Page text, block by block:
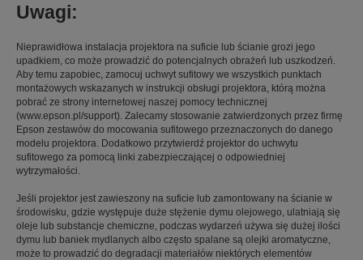
Uwagi:
Nieprawidłowa instalacja projektora na suficie lub ścianie grozi jego
upadkiem, co może prowadzić do potencjalnych obrażeń lub uszkodzeń.
Aby temu zapobiec, zamocuj uchwyt sufitowy we wszystkich punktach
montażowych wskazanych w instrukcji obsługi projektora, którą można
pobrać ze strony internetowej naszej pomocy technicznej
(www.epson.pl/support). Zalecamy stosowanie zatwierdzonych przez firmę
Epson zestawów do mocowania sufitowego przeznaczonych do danego
modelu projektora. Dodatkowo przytwierdź projektor do uchwytu
sufitowego za pomocą linki zabezpieczającej o odpowiedniej
wytrzymałości.
Jeśli projektor jest zawieszony na suficie lub zamontowany na ścianie w
środowisku, gdzie występuje duże stężenie dymu olejowego, ulatniają się
oleje lub substancje chemiczne, podczas wydarzeń używa się dużej ilości
dymu lub baniek mydlanych albo często spalane są olejki aromatyczne,
może to prowadzić do degradacji materiałów niektórych elementów